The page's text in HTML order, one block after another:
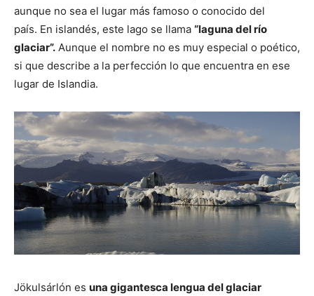
aunque no sea el lugar más famoso o conocido del
país. En islandés, este lago se llama “laguna del río
glaciar”. Aunque el nombre no es muy especial o poético,
si que describe a la perfección lo que encuentra en ese
lugar de Islandia.
Jökulsárlón es una gigantesca lengua del glaciar